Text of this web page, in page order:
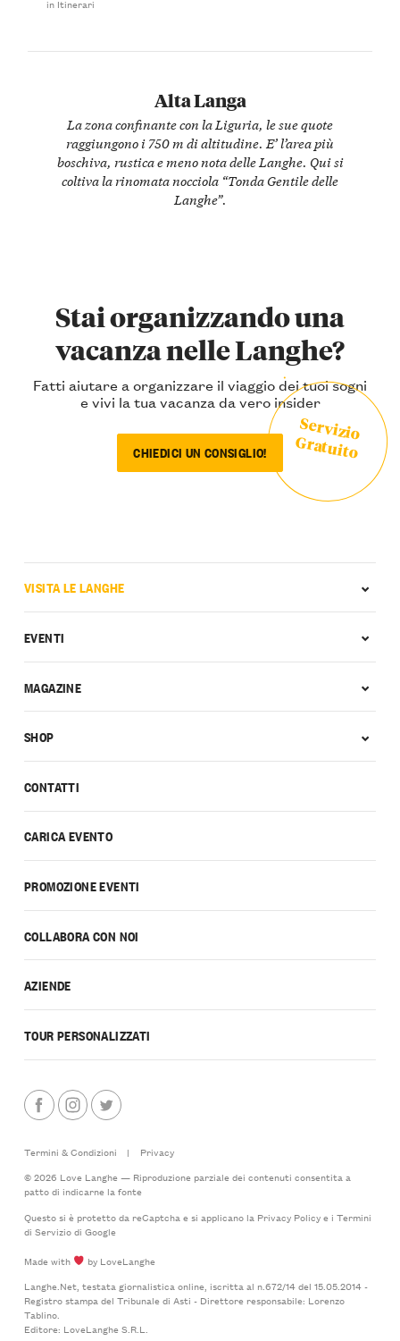
Alta Langa
La zona confinante con la Liguria, le sue quote
raggiungono i 750 m di altitudine. E’ l’area più
boschiva, rustica e meno nota delle Langhe. Qui si
coltiva la rinomata nocciola “Tonda Gentile delle
Langhe”.
in Itinerari
Stai organizzando una
vacanza nelle Langhe?
Fatti aiutare a organizzare il viaggio dei tuoi sogni
e vivi la tua vacanza da vero insider
CHIEDICI UN CONSIGLIO!
Servizio
Gratuito
CONTATTI
CARICA EVENTO
PROMOZIONE EVENTI
COLLABORA CON NOI
AZIENDE
TOUR PERSONALIZZATI
VISITA LE LANGHE
EVENTI
MAGAZINE
SHOP
Termini & Condizioni |
Privacy
© 2026 Love Langhe — Riproduzione parziale dei contenuti consentita a
patto di indicarne la fonte
Questo si è protetto da reCaptcha e si applicano la Privacy Policye i Termini
di Serviziodi Google
Made with
by LoveLanghe
Langhe.Net, testata giornalistica online, iscritta al n.672/14 del 15.05.2014 -
Registro stampa del Tribunale di Asti - Direttore responsabile: Lorenzo
Tablino.
Editore: LoveLanghe S.R.L.